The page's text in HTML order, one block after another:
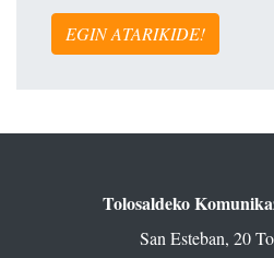
EGIN ATARIKIDE!
Tolosaldeko
San Esteban, 20